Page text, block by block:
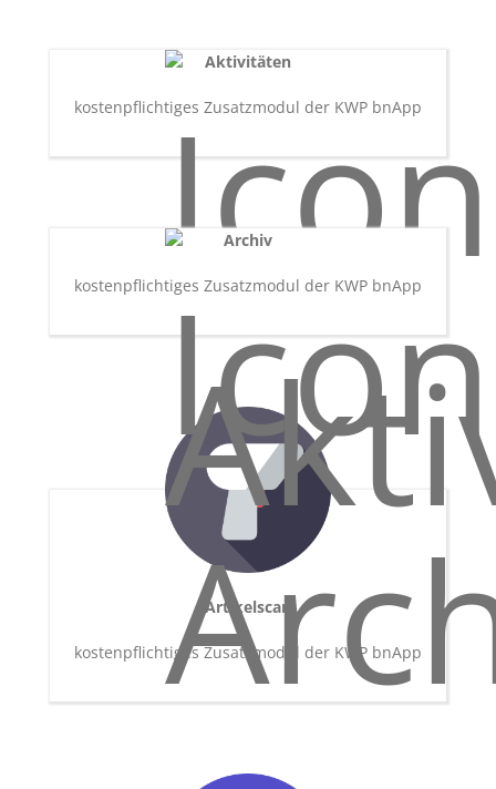
Aktivitäten
kostenpflichtiges Zusatzmodul der KWP bnApp
Archiv
kostenpflichtiges Zusatzmodul der KWP bnApp
Artikelscan
kostenpflichtiges Zusatzmodul der KWP bnApp